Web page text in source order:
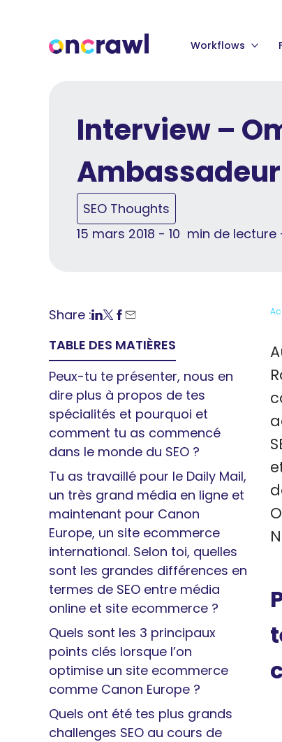
Workflows
Interview –
SEO Thoughts
15 mars 2018 - 10 min de
Share :
TABLE DES MATIÈRES
Peux-tu te présenter, nous en
dire plus à propos de tes
spécialités et pourquoi et
comment tu as commencé
dans le monde du SEO ?
Tu as travaillé pour le Daily Mail,
un très grand média en ligne et
maintenant pour Canon
Europe, un site ecommerce
international. Selon toi, quelles
sont les grandes différences en
termes de SEO entre média
online et site ecommerce ?
Quels sont les 3 principaux
points clés lorsque l’on
optimise un site ecommerce
comme Canon Europe ?
Quels ont été tes plus grands
challenges SEO au cours de